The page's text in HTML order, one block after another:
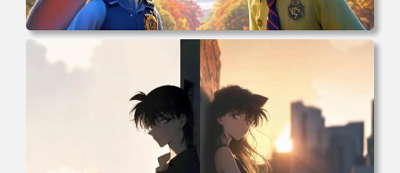
电脑壁纸 动漫 兔子朱迪 狐狸尼克 疯狂动物城 秋叶 秋天森
林 蓝天 4k壁纸 电脑桌面 高清壁纸 壁纸下载 壁纸大全